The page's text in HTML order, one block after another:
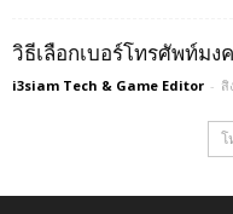
วิธีเลือกเบอร์โทรศัพท์มง
i3siam Tech & Game Editor - สิ
โ